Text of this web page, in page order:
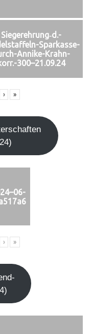
Siegerehrung‑d.-
Sparkasse-
Annike-Krahn-
300–21.09.24
› »
› »